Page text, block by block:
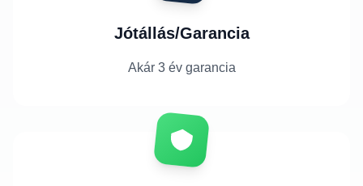
Jótállás/Garancia
Akár 3 év garancia